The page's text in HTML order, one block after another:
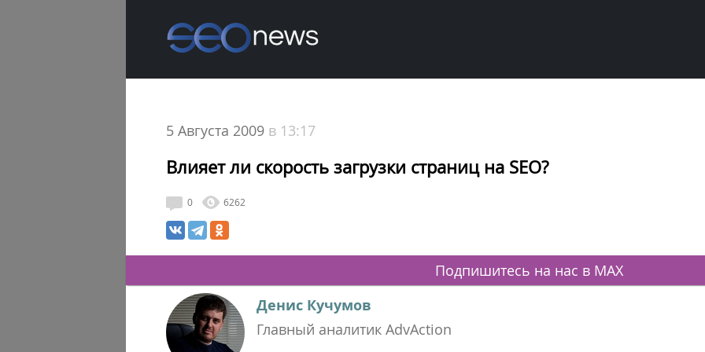
5 Августа 2009 в 13:17
Влияет ли скорость загрузки страниц на SEO?
0 6262
Подпишитесь на нас в MAX
Денис Кучумов
Главный аналитик AdvAction